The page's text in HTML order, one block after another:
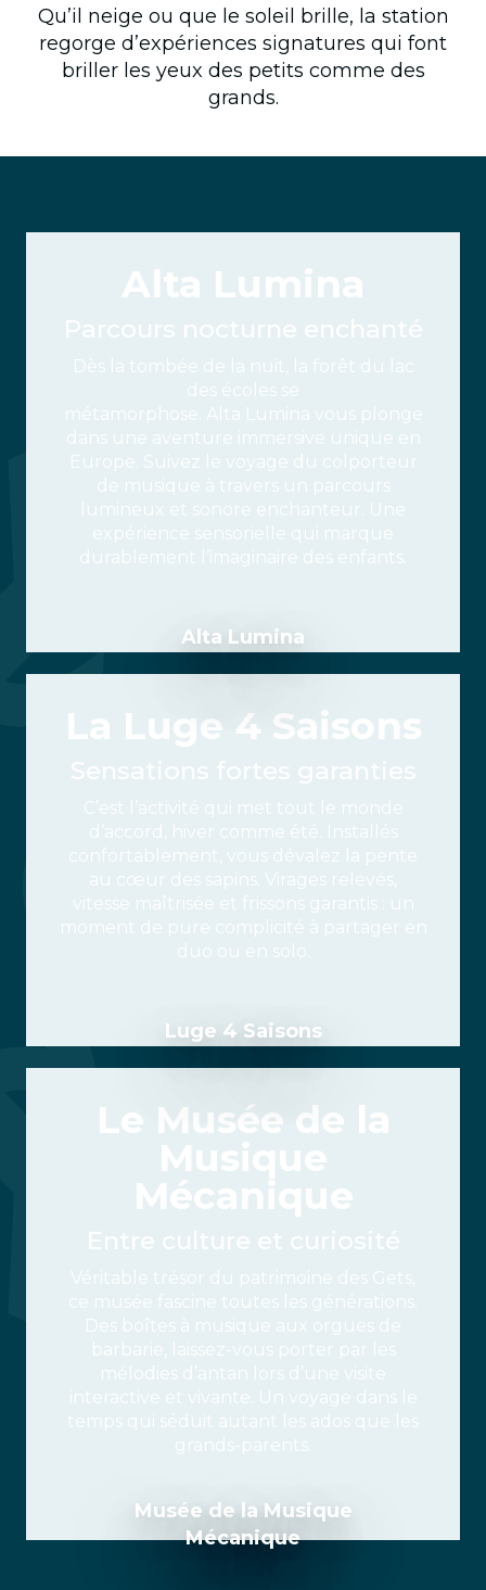
Qu’il neige ou que le soleil brille, la station
regorge d’expériences signatures qui font
briller les yeux des petits comme des
grands.
Alta Lumina
Parcours nocturne enchanté
Dès la tombée de la nuit, la forêt du lac
des écoles se
métamorphose. Alta Lumina vous plonge
dans une aventure immersive unique en
Europe. Suivez le voyage du colporteur
de musique à travers un parcours
lumineux et sonore enchanteur. Une
expérience sensorielle qui marque
durablement l’imaginaire des enfants.
Alta Lumina
La Luge 4 Saisons
Sensations fortes garanties
C’est l’activité qui met tout le monde
d’accord, hiver comme été. Installés
confortablement, vous dévalez la pente
au cœur des sapins. Virages relevés,
vitesse maîtrisée et frissons garantis : un
moment de pure complicité à partager en
duo ou en solo.
Luge 4 Saisons
Le Musée de la
Musique
Mécanique
Entre culture et curiosité
Véritable trésor du patrimoine des Gets,
ce musée fascine toutes les générations.
Des boîtes à musique aux orgues de
barbarie, laissez-vous porter par les
mélodies d’antan lors d’une visite
interactive et vivante. Un voyage dans le
temps qui séduit autant les ados que les
grands-parents.
Musée de la Musique
Mécanique